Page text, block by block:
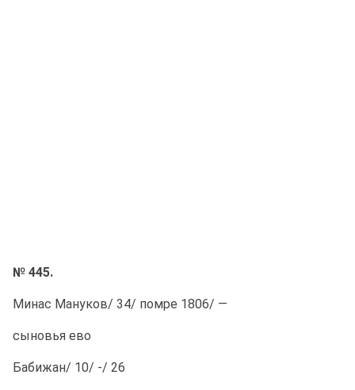
№ 445.
Минас Мануков/ 34/ помре 1806/ —
сыновья ево
Бабижан/ 10/ -/ 26